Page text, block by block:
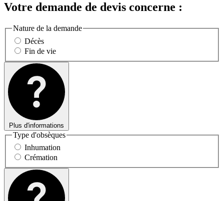
Votre demande de devis concerne :
Nature de la demande
Décès
Fin de vie
Plus d'informations
Type d'obsèques
Inhumation
Crémation